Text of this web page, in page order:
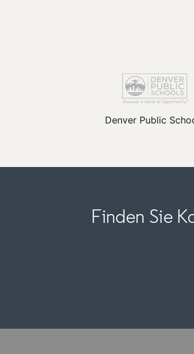
Denver Public
Finden Sie